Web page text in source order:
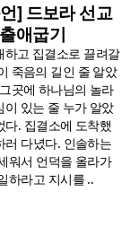
] 드보라 선교
애굽기
하고 집결소로 끌려갈
죽음의 길인 줄 알았
곳에 하나님의 놀라
이 있는 줄 누가 알았
다. 집결소에 도착했
러 다녔다. 인솔하는
워서 언덕을 올라가
하라고 지시를 ..